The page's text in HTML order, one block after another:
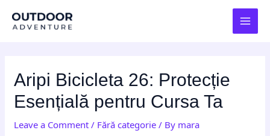
Aripi Bicicleta 26: Protecție
Esențială pentru Cursa Ta
Leave a Comment / Fără categorie / By mara
navigation